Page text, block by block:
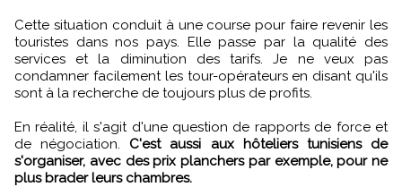
Cette situation conduit à une course pour faire revenir les
touristes dans nos pays. Elle passe par la qualité des
services et la diminution des tarifs. Je ne veux pas
condamner facilement les tour-opérateurs en disant qu'ils
sont à la recherche de toujours plus de profits.
En réalité, il s'agit d'une question de rapports de force et
de négociation.
C'est aussi aux hôteliers tunisiens de
s'organiser, avec des prix planchers par exemple, pour ne
plus brader leurs chambres.